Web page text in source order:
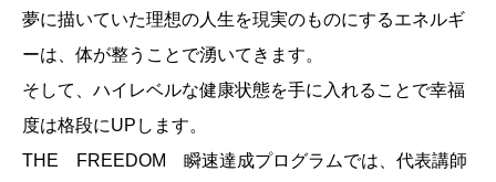
夢に描いていた理想の人生を現実のものにするエネルギ
ーは、体が整うことで湧いてきます。
そして、ハイレベルな健康状態を手に入れることで幸福
度は格段にUPします。
THE FREEDOM 瞬速達成プログラムでは、代表講師